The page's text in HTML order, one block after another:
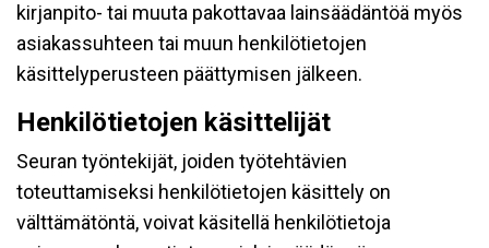
kirjanpito- tai muuta pakottavaa lainsäädäntöä myös
asiakassuhteen tai muun henkilötietojen
käsittelyperusteen päättymisen jälkeen.
Henkilötietojen käsittelijät
Seuran työntekijät, joiden työtehtävien
toteuttamiseksi henkilötietojen käsittely on
välttämätöntä, voivat käsitellä henkilötietoja